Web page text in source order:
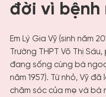
đời vì bệnh
Em Lý Gia Vỹ (sinh năm
Trường THPT Võ Thị
đang sống cùng bà
năm 1957). Từ nhỏ, Vỹ
chăm sóc của mẹ và bà